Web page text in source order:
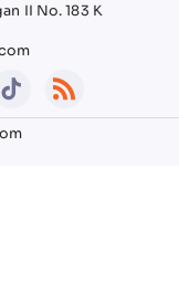
II No. 183 K